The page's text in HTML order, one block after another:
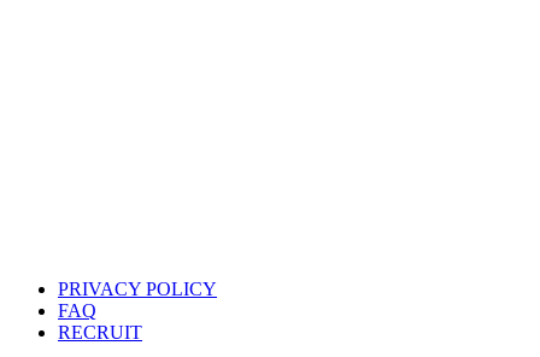
PRIVACY POLICY
FAQ
RECRUIT